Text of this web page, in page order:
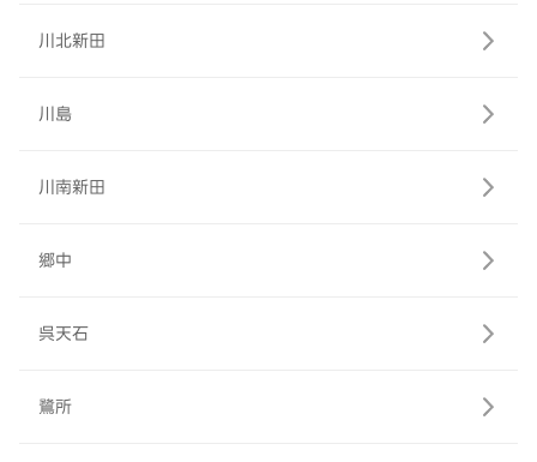
川北新田
川島
川南新田
郷中
呉天石
鷺所